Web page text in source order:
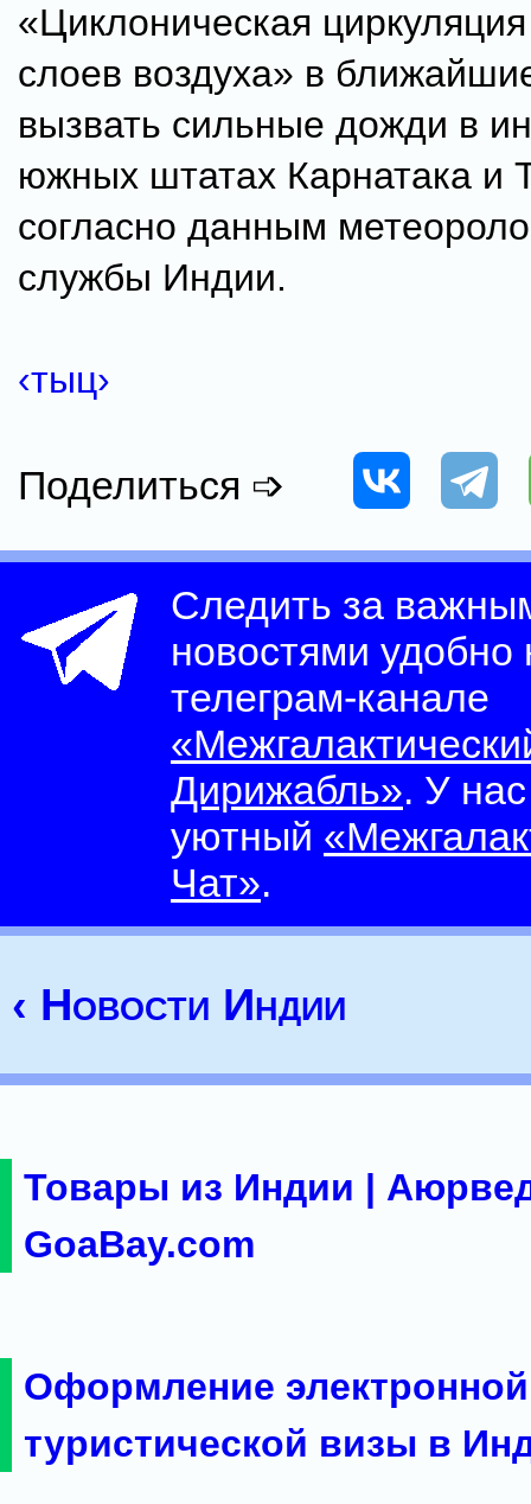
«Циклоническая
слоев воздуха» в
вызвать сильные дожди в
южных штатах Карнатака и
согласно данным
службы Индии.
‹тыц›
Поделиться ➩
Следить за
новостями
телеграм-канале
Дирижабль». У
уютный
Чат».
‹ Новости Индии
Товары из Индии |
GoaBay.com
Оформление электронной
туристической визы в